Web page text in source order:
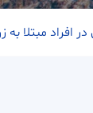
افراد مبتلا به